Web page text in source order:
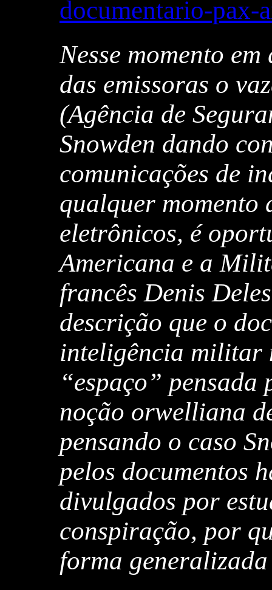
documentario-pax-
Nesse momento
das emissoras o
(Agência de
Snowden dando
comunicações de
qualquer momento
eletrônicos, é
Americana e a
francês Denis
descrição que o
inteligência militar
“espaço”
noção orwelliana
pensando o caso
pelos documentos
divulgados por
conspiração, por
forma